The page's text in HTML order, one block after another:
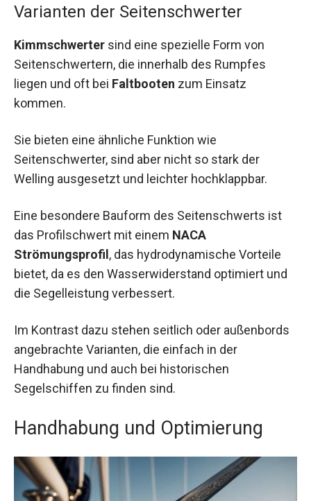
Varianten der Seitenschwerter
Kimmschwerter sind eine spezielle Form von
Seitenschwertern, die innerhalb des Rumpfes
liegen und oft bei Faltbooten zum Einsatz
kommen.
Sie bieten eine ähnliche Funktion wie
Seitenschwerter, sind aber nicht so stark der
Welling ausgesetzt und leichter hochklappbar.
Eine besondere Bauform des Seitenschwerts ist
das Profilschwert mit einem NACA
Strömungsprofil , das hydrodynamische Vorteile
bietet, da es den Wasserwiderstand optimiert und
die Segelleistung verbessert.
Im Kontrast dazu stehen seitlich oder außenbords
angebrachte Varianten, die einfach in der
Handhabung und auch bei historischen
Segelschiffen zu finden sind.
Handhabung und Optimierung